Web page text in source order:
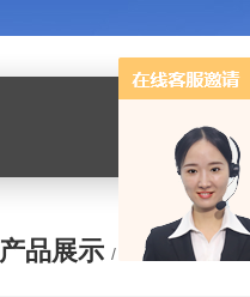
产品展示 / PRODUCTS